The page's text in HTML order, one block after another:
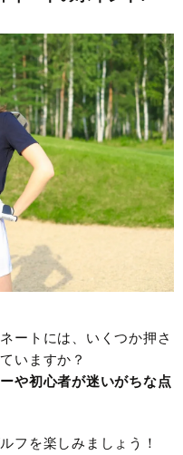
ートには、いくつか押さ
いますか？
や初心者が迷いがちな点
フを楽しみましょう！